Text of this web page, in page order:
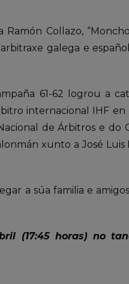
Collazo,
galega e
61-62 logrou a
internacional IHF
de Árbitros e do
xunto a José
a súa familia e
(17:45 horas) no